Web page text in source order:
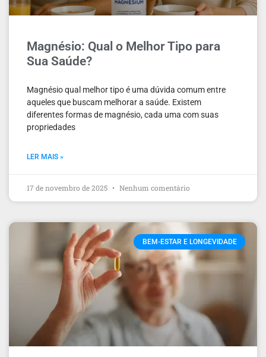
Magnésio: Qual o Melhor Tipo para
Sua Saúde?
Magnésio qual melhor tipo é uma dúvida comum entre
aqueles que buscam melhorar a saúde. Existem
diferentes formas de magnésio, cada uma com suas
propriedades
LER MAIS »
17 de novembro de 2025 Nenhum comentário
BEM-ESTAR E LONGEVIDADE